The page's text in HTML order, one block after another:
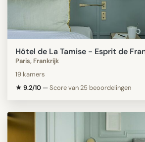
Hôtel de La Tamise - Esprit de
Paris, Frankrijk
19 kamers
★ 9.2/10 —Score van 25 beoordelingen